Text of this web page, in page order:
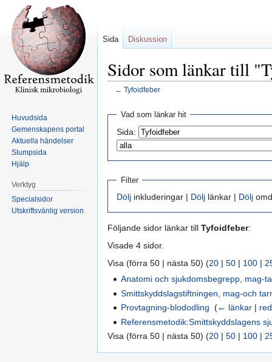
Sidor som länkar till
← Tyfoidfeber
Hoppa
navigering
Hoppa
sök
Vad som länkar hit
Sida:
Filter
Dölj inkluderingar | Dölj länkar | Dölj
Följande sidor länkar till Tyfoidfeber:
Visade 4 sidor.
Visa (förra 50 | nästa 50) (20 | 50 | 100 |
Anatomi och sjukdomsbegrepp, mag-
Smittskyddslagstiftningen, mag-och
Provtagning-blododling ‎(← länkar |
Referensmetodik:Smittskyddslagens
Visa (förra 50 | nästa 50) (20 | 50 | 100 |
Sida Diskussion
Huvudsida
Gemenskapens portal
Aktuella händelser
Slumpsida
Hjälp
Verktyg
Specialsidor
Utskriftsvänlig version